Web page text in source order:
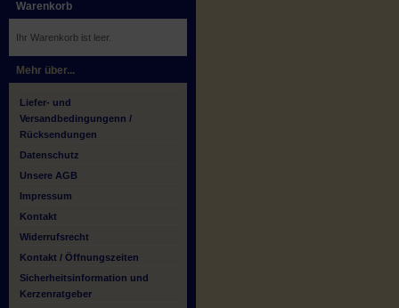
Warenkorb
Ihr Warenkorb ist leer.
Mehr über...
Liefer- und
Versandbedingungenn /
Rücksendungen
Datenschutz
Unsere AGB
Impressum
Kontakt
Widerrufsrecht
Kontakt / Öffnungszeiten
Sicherheitsinformation und
Kerzenratgeber